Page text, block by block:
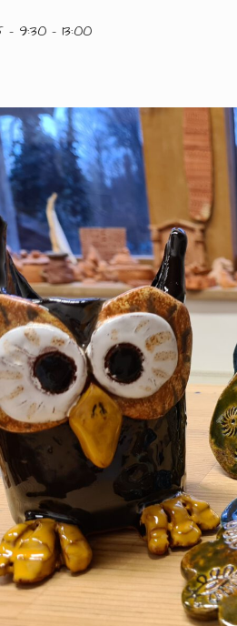
- 9:30 - 13:00